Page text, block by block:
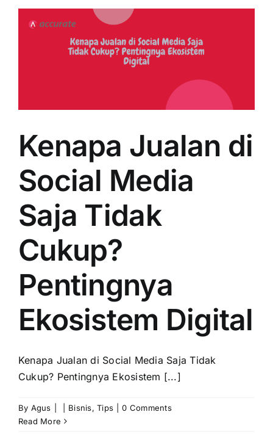
Kenapa Jualan di
Social Media
Saja Tidak
Cukup?
Pentingnya
Ekosistem Digital
Kenapa Jualan di Social Media Saja Tidak
Cukup? Pentingnya Ekosistem [...]
By Agus Bisnis,Tips
0 Comments
Read More